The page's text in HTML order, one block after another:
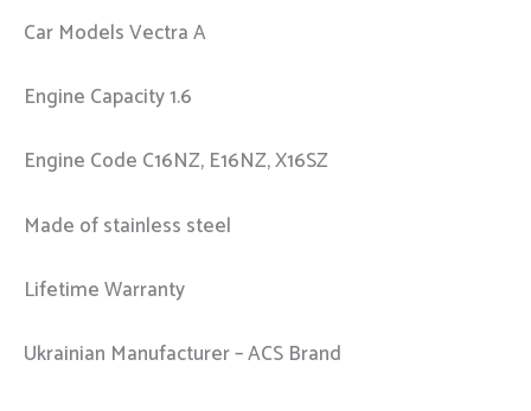
Car Models Vectra A
Engine Capacity 1.6
Engine Code C16NZ, E16NZ, X16SZ
Made of stainless steel
Lifetime Warranty
Ukrainian Manufacturer – ACS Brand